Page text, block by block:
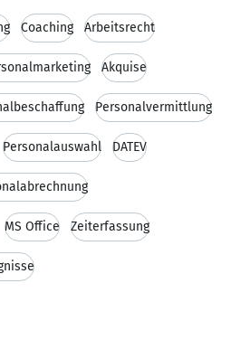
Coaching Arbeitsrecht
Akquise
Personalvermittlung
Personalauswahl DATEV
MS Office Zeiterfassung